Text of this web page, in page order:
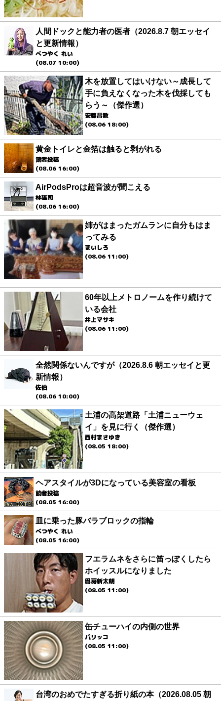
人間ドックと能力者の医者（2026.8.7 朝エッセイ
と更新情報）
べつやく れい
(08.07 10:00)
木を放置してはいけない～成長して
手に負えなくなった木を伐採しても
らう～（傑作選）
安藤昌教
(08.06 18:00)
黄金トイレと金箔は触ると剥がれる
読者投稿
(08.06 16:00)
AirPodsProは超音波が聞こえる
林雄司
(08.06 16:00)
姉がはまったガムランに自分もはま
ってみる
まいしろ
(08.06 11:00)
60年以上メトロノームを作り続けて
いる会社
井上マサキ
(08.06 11:00)
全然関係ないんですが（2026.8.6 朝エッセイと更
新情報）
佐伯
(08.06 10:00)
土浦の高架道路「土浦ニューウェ
イ」を見に行く（傑作選）
西村まさゆき
(08.05 18:00)
ヘアスタイルが3Dになっている美容室の看板
読者投稿
(08.05 16:00)
皿に乗った豚バラブロックの指輪
べつやく れい
(08.05 16:00)
フエラムネをさらに笛っぽくしたら
ホイッスルになりました
爲房新太朗
(08.05 11:00)
缶チューハイの内側の世界
パリッコ
(08.05 11:00)
台湾のおめでたすぎる折り紙の本（2026.08.05 朝